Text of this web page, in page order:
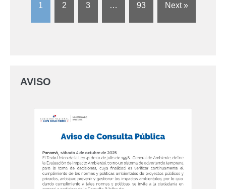
1 2 3 … 93 Next »
AVISO